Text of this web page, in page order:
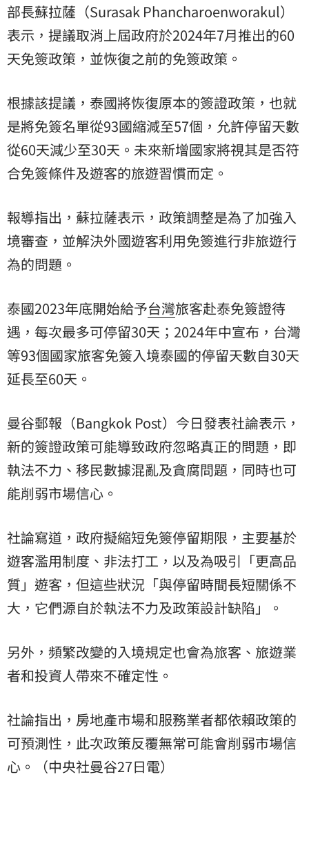
部長蘇拉薩（Surasak Phancharoenworakul）
表示，提議取消上屆政府於2024年7月推出的60
天免簽政策，並恢復之前的免簽政策。
根據該提議，泰國將恢復原本的簽證政策，也就
是將免簽名單從93國縮減至57個，允許停留天數
從60天減少至30天。未來新增國家將視其是否符
合免簽條件及遊客的旅遊習慣而定。
報導指出，蘇拉薩表示，政策調整是為了加強入
境審查，並解決外國遊客利用免簽進行非旅遊行
為的問題。
泰國2023年底開始給予台灣旅客赴泰免簽證待
遇，每次最多可停留30天；2024年中宣布，台灣
等93個國家旅客免簽入境泰國的停留天數自30天
延長至60天。
曼谷郵報（Bangkok Post）今日發表社論表示，
新的簽證政策可能導致政府忽略真正的問題，即
執法不力、移民數據混亂及貪腐問題，同時也可
能削弱市場信心。
社論寫道，政府擬縮短免簽停留期限，主要基於
遊客濫用制度、非法打工，以及為吸引「更高品
質」遊客，但這些狀況「與停留時間長短關係不
大，它們源自於執法不力及政策設計缺陷」。
另外，頻繁改變的入境規定也會為旅客、旅遊業
者和投資人帶來不確定性。
社論指出，房地產市場和服務業者都依賴政策的
可預測性，此次政策反覆無常可能會削弱市場信
心。（中央社曼谷27日電）